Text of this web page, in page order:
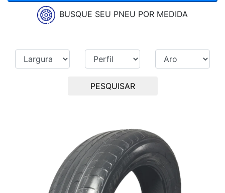
BUSQUE SEU PNEU POR MEDIDA
PESQUISAR